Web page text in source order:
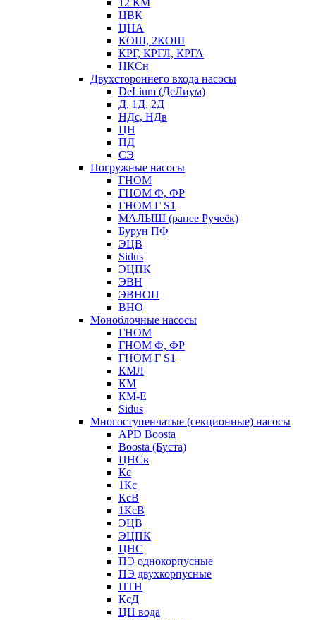
12 КМ
ЦВК
ЦНА
КОШ, 2КОШ
КРГ, КРГЛ, КРГА
НКСн
Двухстороннего входа насосы
DeLium (ДеЛиум)
Д, 1Д, 2Д
НДс, НДв
ЦН
ПД
СЭ
Погружные насосы
ГНОМ
ГНОМ Ф, ФР
ГНОМ Г S1
МАЛЫШ (ранее Ручеёк)
Бурун ПФ
ЭЦВ
Sidus
ЭЦПК
ЭВН
ЭВНОП
ВНО
Моноблочные насосы
ГНОМ
ГНОМ Ф, ФР
ГНОМ Г S1
КМЛ
КМ
КМ-Е
Sidus
Многоступенчатые (секционные) насосы
APD Boosta
Boosta (Буста)
ЦНСв
Кс
1Кс
КсВ
1КсВ
ЭЦВ
ЭЦПК
ЦНС
ПЭ однокорпусные
ПЭ двухкорпусные
ПТН
КсД
ЦН вода